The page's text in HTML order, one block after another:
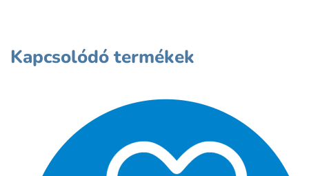
Kapcsolódó termékek